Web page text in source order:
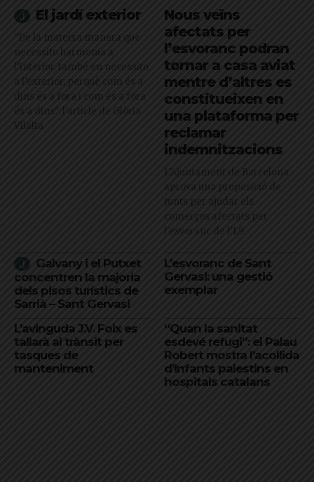
El jardí exterior
"De la mateixa manera que
necessito harmonia a
l’interior, també en necessito
a l’exterior, perquè com és a
dins és a fora i com és a fora
és a dins": l'article de Glòria
Vilalta
Nous veïns
afectats per
l’esvoranc podran
tornar a casa aviat
mentre d’altres es
constitueixen en
una plataforma per
reclamar
indemnitzacions
L’Ajuntament de Barcelona
aprova una proposició de
Junts per ajudar els
comerços afectats per
l'esvoranc de l'L9
Galvany i el Putxet
concentren la majoria
dels pisos turístics de
Sarrià – Sant Gervasi
L’esvoranc de Sant
Gervasi: una gestió
exemplar
L’avinguda J.V. Foix es
tallarà al trànsit per
tasques de
manteniment
“Quan la sanitat
esdevé refugi”: el Palau
Robert mostra l’acollida
d’infants palestins en
hospitals catalans